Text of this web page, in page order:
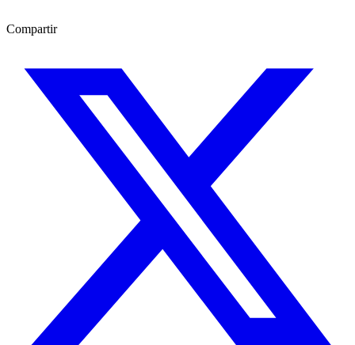
Compartir